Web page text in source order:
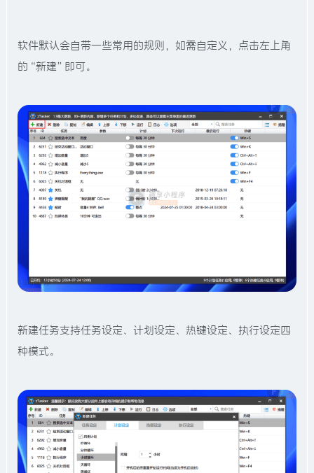
软件默认会自带一些常用的规则，如需自定义，点击左上角
的“新建”即可。
新建任务支持任务设定、计划设定、热键设定、执行设定四
种模式。